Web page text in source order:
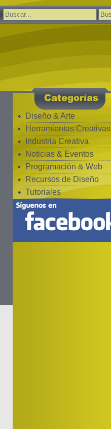
Buscar:
Diseño & Arte
Herramientas Creativas
Industria Creativa
Noticias & Eventos
Programación & Web
Recursos de Diseño
Tutoriales